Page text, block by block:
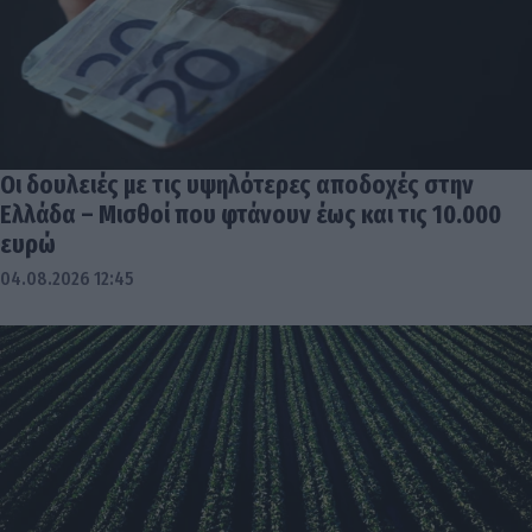
Οι δουλειές με τις υψηλότερες αποδοχές στην
Ελλάδα – Μισθοί που φτάνουν έως και τις 10.000
ευρώ
04.08.2026 12:45